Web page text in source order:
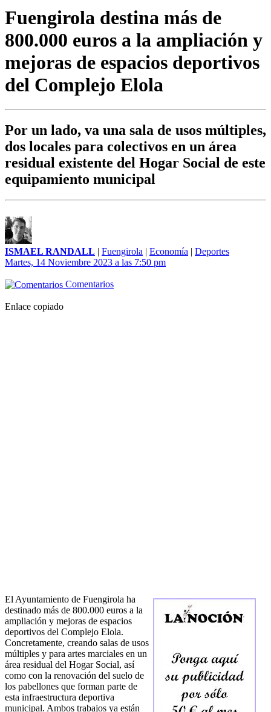
Fuengirola destina más de
800.000 euros a la ampliación y
mejoras de espacios deportivos
del Complejo Elola
Por un lado, va una sala de usos múltiples,
dos locales para colectivos en un área
residual existente del Hogar Social de este
equipamiento municipal
ISMAEL RANDALL | Fuengirola | Economía | Deportes
Martes, 14 Noviembre 2023 a las 7:50 pm
Comentarios
Enlace copiado
El Ayuntamiento de Fuengirola ha
destinado más de 800.000 euros a la
ampliación y mejoras de espacios
deportivos del Complejo Elola.
Concretamente, creando salas de usos
múltiples y para artes marciales en un
área residual del Hogar Social, así
como con la renovación del suelo de
los pabellones que forman parte de
esta infraestructura deportiva
municipal. Ambos trabajos ya están